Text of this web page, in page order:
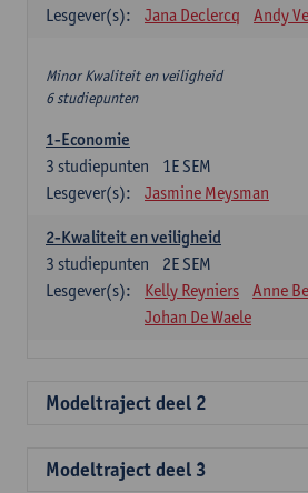
Lesgever(s):
Jana Declercq Andy
Minor Kwaliteit en veiligheid
6 studiepunten
1-Economie
1E SEM
3 studiepunten
Lesgever(s):
Jasmine Meysman
2-Kwaliteit en veiligheid
2E SEM
3 studiepunten
Lesgever(s):
Kelly Reyniers
Anne
Johan De Waele
Modeltraject deel 2
Modeltraject deel 3